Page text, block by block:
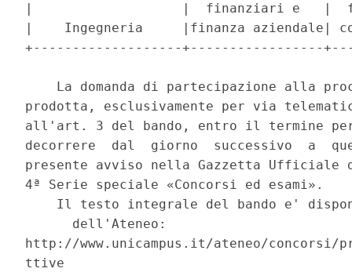
|                   |  finanziari e   |
|    Ingegneria     |finanza aziendale|
+-------------------+-----------------
La domanda di partecipazione alla
prodotta, esclusivamente per via
all'art. 3 del bando, entro il termine
decorrere  dal  giorno  successivo  a
presente avviso nella Gazzetta
4ª Serie speciale «Concorsi ed esami».
Il testo integrale del bando e'
      dell'Ateneo:
http://www.unicampus.it/ateneo/
ttive